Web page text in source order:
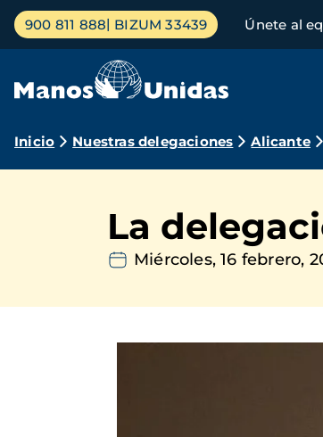
Pasar
contenido
Menú
principal
900 811 888 BIZUM 33439 Únete al
Ruta
navegación
Inicio Nuestras delegaciones Alicante
La
Miércoles, 16 febrero,